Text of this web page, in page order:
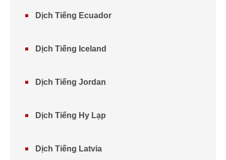
Dịch Tiếng Ecuador
Dịch Tiếng Iceland
Dịch Tiếng Jordan
Dịch Tiếng Hy Lạp
Dịch Tiếng Latvia